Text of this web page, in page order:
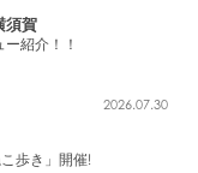
須賀
紹介！！
2026.07.30
歩き」開催!